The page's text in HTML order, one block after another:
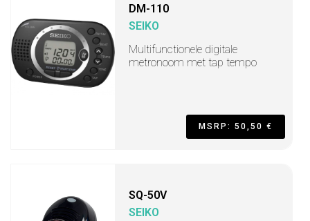
DM-110
SEIKO
Multifunctionele digitale
metronoom met tap tempo
MSRP: 50,50 €
SQ-50V
SEIKO